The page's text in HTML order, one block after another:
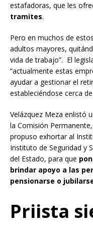
estafadoras, que les
tramites.
Pero en muchos de
adultos mayores,
vida de trabajo”. El
“actualmente estas
ayudar a gestionar el
estableciéndose cerca
Velázquez Meza enlistó
la Comisión
propuso exhortar al
Instituto de Seguridad y
del Estado, para que
brindar apoyo a las
pensionarse o
Priista